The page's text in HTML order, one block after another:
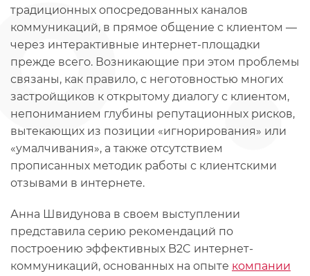
традиционных опосредованных каналов
коммуникаций, в прямое общение с клиентом —
через интерактивные интернет-площадки
прежде всего. Возникающие при этом проблемы
связаны, как правило, с неготовностью многих
застройщиков к открытому диалогу с клиентом,
непониманием глубины репутационных рисков,
вытекающих из позиции «игнорирования» или
«умалчивания», а также отсутствием
прописанных методик работы с клиентскими
отзывами в интернете.
Анна Швидунова в своем выступлении
представила серию рекомендаций по
построению эффективных B2C интернет-
коммуникаций, основанных на опыте компании